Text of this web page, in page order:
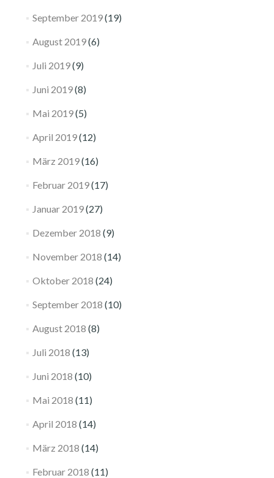
September 2019(19)
August 2019(6)
Juli 2019(9)
Juni 2019(8)
Mai 2019(5)
April 2019(12)
März 2019(16)
Februar 2019(17)
Januar 2019(27)
Dezember 2018 (9)
November 2018 (14)
Oktober 2018 (24)
September 2018 (10)
August 2018 (8)
Juli 2018 (13)
Juni 2018 (10)
Mai 2018 (11)
April 2018 (14)
März 2018 (14)
Februar 2018 (11)